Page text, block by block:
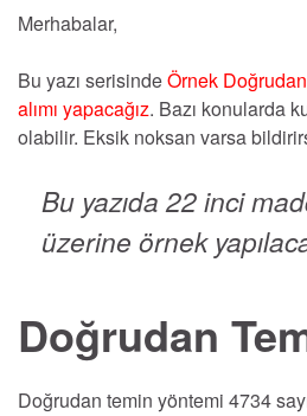
Merhabalar,
Bu yazı serisindeÖrnek
alımı yapacağız. Bazı konularda
olabilir. Eksik noksan varsa
Bu yazıda 22 inci
üzerine örnek
Doğrudan
Doğrudan temin yöntemi 4734